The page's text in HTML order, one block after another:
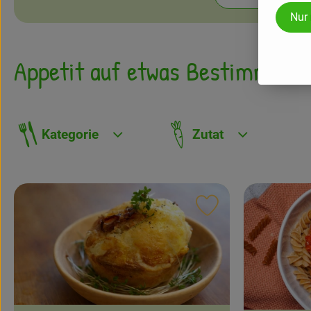
Appetit auf etwas Bestimmtes?
Kategorie
Burger & Sandwiches
Meal Prep
Fingerfood & Snacks
Suppen & Eintöpfe
Pizza & Pasta
Hauptgerichte
Zutat
Artischocken
Auberginen
Avocados
Blattsalat
Blattspinat
Blumenkohl, Romanesco
Bohnen
Rezept zu
Nur